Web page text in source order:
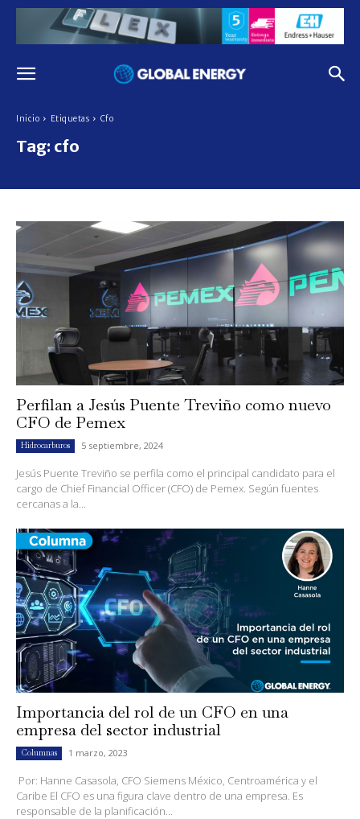
Inicio Etiquetas Cfo
Tag: cfo
Perfilan a Jesús Puente Treviño como nuevo
CFO de Pemex
Hidrocarburos 5 septiembre, 2024
Jesús Puente Treviño se perfila como el principal candidato para el
cargo de Chief Financial Officer (CFO) de Pemex. Según fuentes
cercanas a la...
Importancia del rol de un CFO en una
empresa del sector industrial
Columnas 1 marzo, 2023
Por: Hanne Casasola, CFO Siemens México, Centroamérica y el
Caribe El CFO es una figura clave dentro de una empresa. Es
responsable de la planificación...